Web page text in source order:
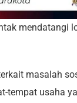
mendatangi
masalah
tempat usaha